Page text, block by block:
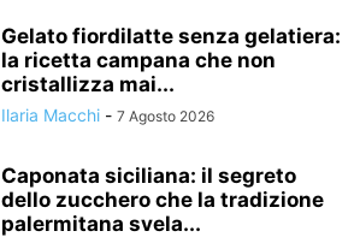
Gelato fiordilatte senza gelatiera:
la ricetta campana che non
cristallizza mai...
Ilaria Macchi - 7 Agosto 2026
Caponata siciliana: il segreto
dello zucchero che la tradizione
palermitana svela...